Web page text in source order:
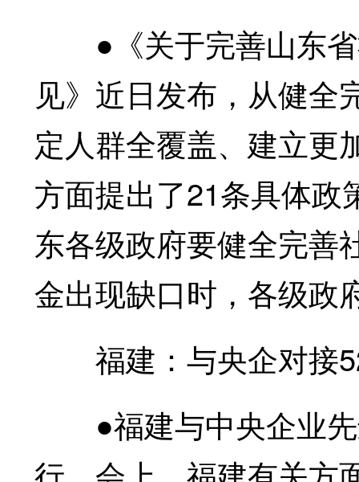
●《关于完善山东省
见》近日发布，从健全
定人群全覆盖、建立更
方面提出了21条具体政
东各级政府要健全完善
金出现缺口时，各级政
福建：与央企对接
●福建与中央企业先